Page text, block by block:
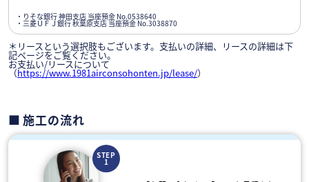
・りそな銀行 神田支店 当座預金 No.0538640
・三菱ＵＦＪ銀行 秋葉原支店 当座預金 No.3038870
＊リースという選択肢もございます。支払いの詳細、リースの詳細は下
記ページをご覧ください。
お支払い/リースについて
（https://www.1981airconsohonten.jp/lease/）
施工の流れ
STEP
1